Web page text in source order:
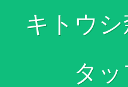
キトウ
タ